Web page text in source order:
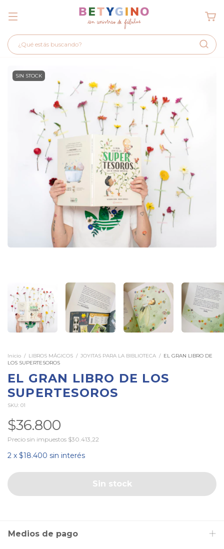
SIN STOCK
Inicio / LIBROS MÁGICOS / JOYITAS PARA LA BIBLIOTECA / EL GRAN LIBRO DE
LOS SUPERTESOROS
EL GRAN LIBRO DE LOS
SUPERTESOROS
SKU: 01
$36.800
Precio sin impuestos $30.413,22
2 x $18.400 sin interés
Medios de pago